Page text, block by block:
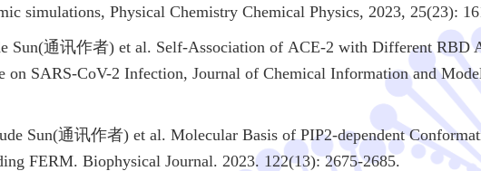
simulations, Physical Chemistry Chemical Physics, 2023, 25(23):
Sun(通讯作者) et al. Self-Association of ACE-2 with Different RBD
on SARS-CoV-2 Infection, Journal of Chemical Information and
Sun(通讯作者) et al. Molecular Basis of PIP2-dependent
FERM. Biophysical Journal. 2023. 122(13): 2675-2685.